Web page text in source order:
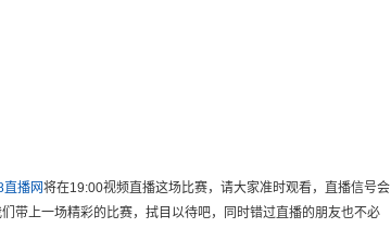
直播网将在19:00视频直播这场比赛，请大家准时观看，直播信号会
带上一场精彩的比赛，拭目以待吧，同时错过直播的朋友也不必